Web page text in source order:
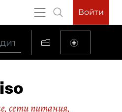
Войти
сети питания,